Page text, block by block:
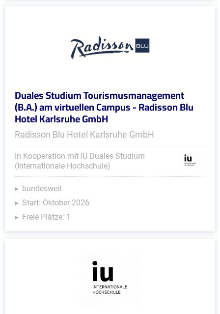
Duales Studium Tourismusmanagement
(B.A.) am virtuellen Campus - Radisson Blu
Hotel Karlsruhe GmbH
Radisson Blu Hotel Karlsruhe GmbH
In Kooperation mit IU Duales Studium
(Internationale Hochschule)
bundesweit
Start: Oktober 2026
Freie Plätze: 1